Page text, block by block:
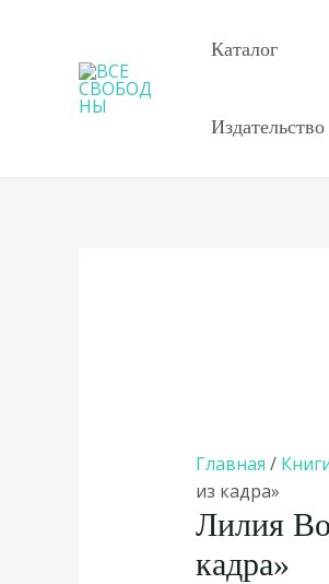
содержимому
Каталог
Издательство
Главная /
из кадра»
Лилия
кадра»